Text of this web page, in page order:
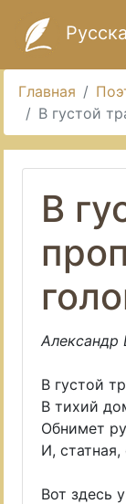
Главная
В густой
В
Александр
В густой
В тихий
Обнимет
И,
Вот здесь